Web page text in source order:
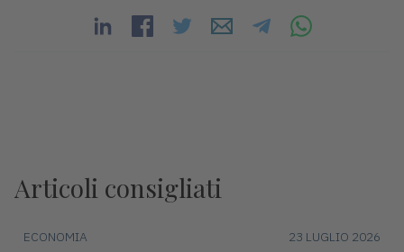
Articoli consigliati
ECONOMIA 23 LUGLIO 2026